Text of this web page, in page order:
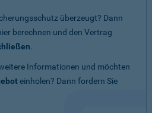
überzeugt? Dann
berechnen und den Vertrag
.
Informationen und möchten
einholen? Dann fordern Sie